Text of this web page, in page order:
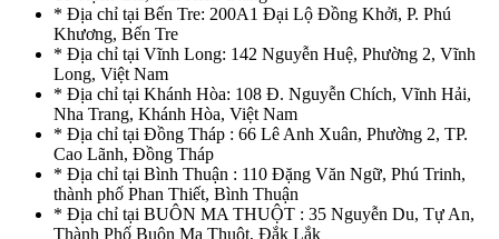
* Địa chỉ tại Bến Tre: 200A1 Đại Lộ Đồng Khởi, P. Phú
Khương, Bến Tre
* Địa chỉ tại Vĩnh Long: 142 Nguyễn Huệ, Phường 2, Vĩnh
Long, Việt Nam
* Địa chỉ tại Khánh Hòa: 108 Đ. Nguyễn Chích, Vĩnh Hải,
Nha Trang, Khánh Hòa, Việt Nam
* Địa chỉ tại Đồng Tháp : 66 Lê Anh Xuân, Phường 2, TP.
Cao Lãnh, Đồng Tháp
* Địa chỉ tại Bình Thuận : 110 Đặng Văn Ngữ, Phú Trinh,
thành phố Phan Thiết, Bình Thuận
* Địa chỉ tại BUÔN MA THUỘT : 35 Nguyễn Du, Tự An,
Thành Phố Buôn Ma Thuột, Đắk Lắk